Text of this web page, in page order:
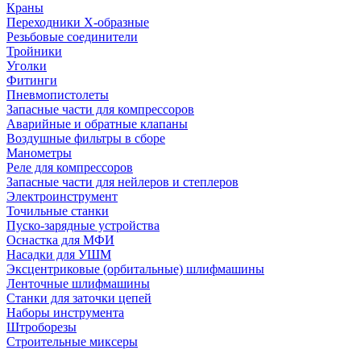
Краны
Переходники Х-образные
Резьбовые соединители
Тройники
Уголки
Фитинги
Пневмопистолеты
Запасные части для компрессоров
Аварийные и обратные клапаны
Воздушные фильтры в сборе
Манометры
Реле для компрессоров
Запасные части для нейлеров и степлеров
Электроинструмент
Точильные станки
Пуско-зарядные устройства
Оснастка для МФИ
Насадки для УШМ
Эксцентриковые (орбитальные) шлифмашины
Ленточные шлифмашины
Станки для заточки цепей
Наборы инструмента
Штроборезы
Строительные миксеры